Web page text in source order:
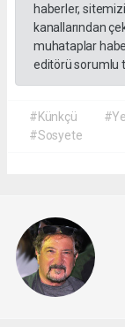
haberler,
kanallarından
muhataplar
editörü sorumlu
#Künkçü
#Sosyete